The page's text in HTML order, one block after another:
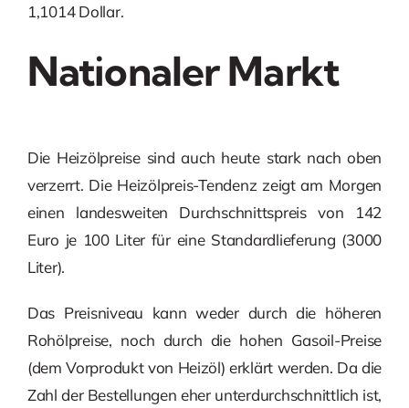
1,1014 Dollar.
Nationaler Markt
Die Heizölpreise sind auch heute stark nach oben
verzerrt. Die Heizölpreis-Tendenz zeigt am Morgen
einen landesweiten Durchschnittspreis von 142
Euro je 100 Liter für eine Standardlieferung (3000
Liter).
Das Preisniveau kann weder durch die höheren
Rohölpreise, noch durch die hohen Gasoil-Preise
(dem Vorprodukt von Heizöl) erklärt werden. Da die
Zahl der Bestellungen eher unterdurchschnittlich ist,